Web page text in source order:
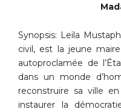
Synopsis: Leïla
civil, est la jeune
autoproclamée de
dans un monde
reconstruire sa ville
instaurer la